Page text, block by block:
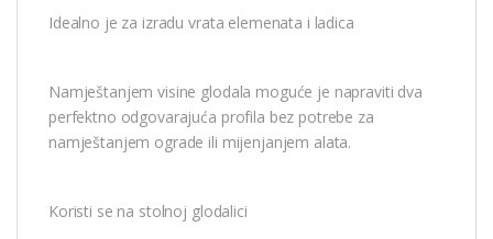
Idealno je za izradu vrata elemenata i ladica
Namještanjem visine glodala moguće je napraviti dva
perfektno odgovarajuća profila bez potrebe za
namještanjem ograde ili mijenjanjem alata.
Koristi se na stolnoj glodalici